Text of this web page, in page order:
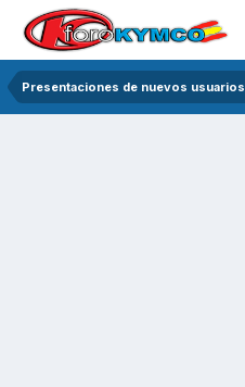
Presentaciones de nuevos usuarios